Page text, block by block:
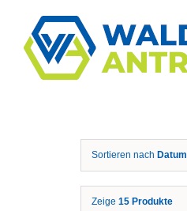
springen
Sortieren nach Datum
Zeige 15 Produkte